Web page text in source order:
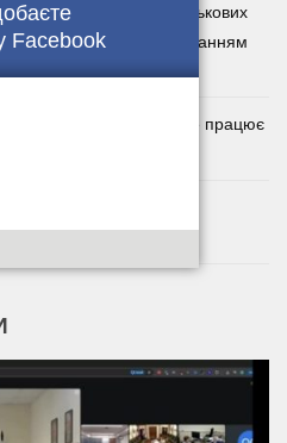
Facebook
за погрози сім’ям військових
із дворічним випробуванням
СЗЧ через Армія+: як це працює
🌾🇺🇦